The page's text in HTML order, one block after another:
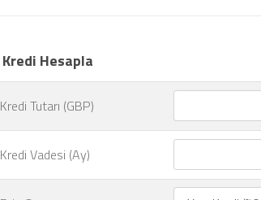
Kredi Hesapla
Kredi Tutarı (GBP)
Kredi Vadesi (Ay)